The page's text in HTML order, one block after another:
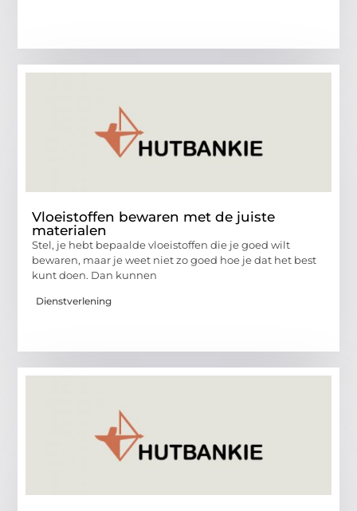
Vloeistoffen bewaren met de juiste
materialen
Stel, je hebt bepaalde vloeistoffen die je goed wilt
bewaren, maar je weet niet zo goed hoe je dat het best
kunt doen. Dan kunnen
Dienstverlening